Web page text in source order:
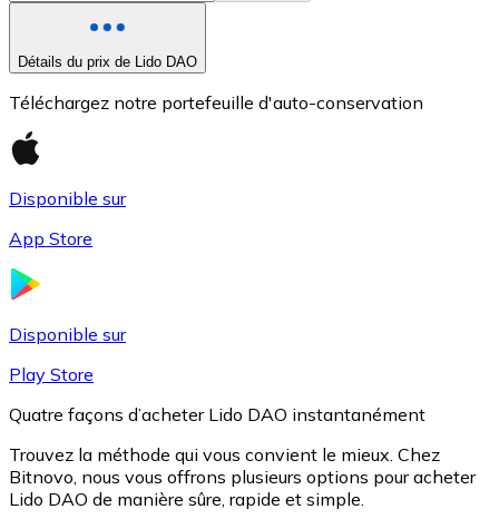
Détails du prix de Lido DAO
Téléchargez notre portefeuille d'auto-conservation
Disponible sur
App Store
Disponible sur
Play Store
Quatre façons d’acheter Lido DAO instantanément
Trouvez la méthode qui vous convient le mieux. Chez
Bitnovo, nous vous offrons plusieurs options pour acheter
Lido DAO de manière sûre, rapide et simple.